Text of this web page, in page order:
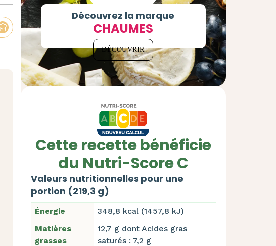
Découvrez la marque
CHAUMES
DÉCOUVRIR
Cette recette bénéficie
du Nutri-Score C
Valeurs nutritionnelles pour une
portion (219,3 g)
Énergie
348,8 kcal (1457,8 kJ)
Matières
grasses
12,7 g dont Acides gras
saturés : 7,2 g